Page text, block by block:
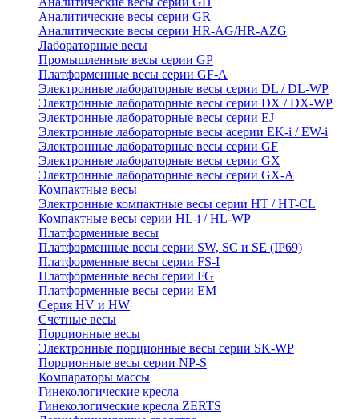
Аналитические весы серии GR
Аналитические весы серии HR-AG/HR-AZG
Лабораторные весы
Промышленные весы серии GP
Платформенные весы серии GF-A
Электронные лабораторные весы серии DL / DL-WP
Электронные лабораторные весы серии DX / DX-WP
Электронные лабораторные весы серии EJ
Электронные лабораторные весы aсерии EK-i / EW-i
Электронные лабораторные весы серии GF
Электронные лабораторные весы серии GX
Электронные лабораторные весы серии GX-A
Компактные весы
Электронные компактные весы серии HT / HT-CL
Компактные весы серии HL-i / HL-WP
Платформенные весы
Платформенные весы серии SW, SC и SE (IP69)
Платформенные весы серии FS-I
Платформенные весы серии FG
Платформенные весы серии EM
Серия HV и HW
Счетные весы
Порционные весы
Электронные порционные весы серии SK-WP
Порционные весы серии NP-S
Компараторы массы
Гинекологические кресла
Гинекологические кресла ZERTS